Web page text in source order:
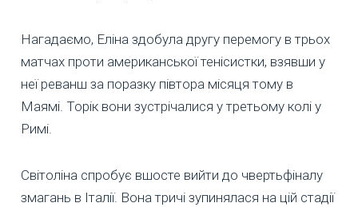
Нагадаємо, Еліна здобула другу перемогу в трьох
матчах проти американської тенісистки, взявши у
неї реванш за поразку півтора місяця тому в
Маямі. Торік вони зустрічалися у третьому колі у
Римі.
Світоліна спробує вшосте вийти до чвертьфіналу
змагань в Італії. Вона тричі зупинялася на цій стадії